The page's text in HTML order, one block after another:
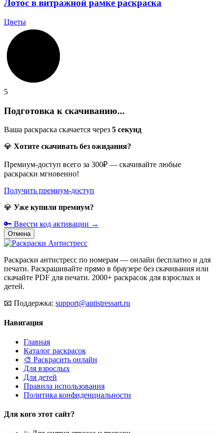
Лотос в витражной рамке раскраска
Цветы
5
Подготовка к скачиванию...
Ваша раскраска скачается через 5 секунд
💎 Хотите скачивать без ожидания?
Премиум-доступ всего за 300₽ — скачивайте любые
раскраски мгновенно!
Получить премиум-доступ
💎 Уже купили премиум?
🔑 Ввести код активации →
Отмена
Раскраски антистресс по номерам — онлайн бесплатно и для
печати. Раскрашивайте прямо в браузере без скачивания или
скачайте PDF для печати. 2000+ раскрасок для взрослых и
детей.
📧 Поддержка: support@antistressart.ru
Навигация
Главная
Каталог раскрасок
🎨 Раскрасить онлайн
Для взрослых
Для детей
Правила использования
Политика конфиденциальности
Для кого этот сайт?